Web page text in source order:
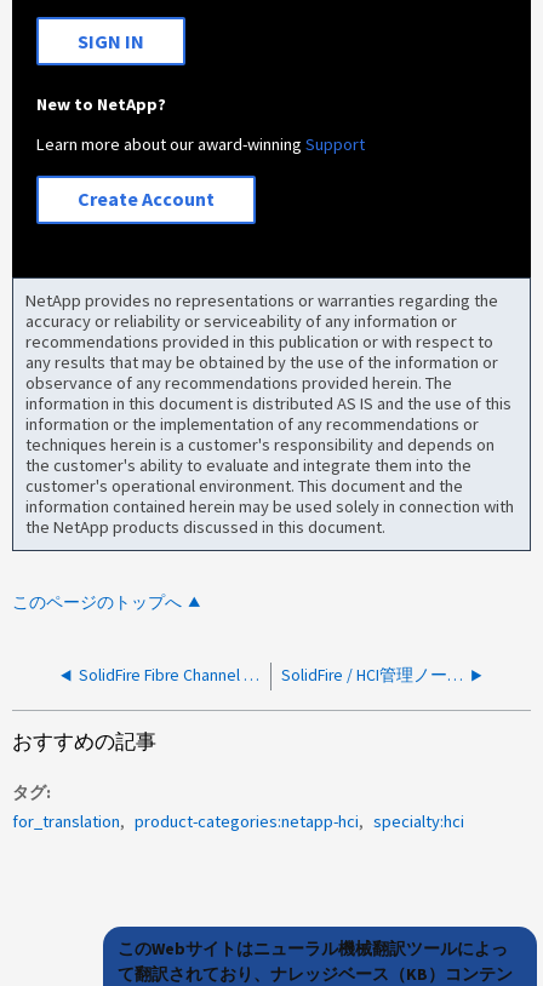
SIGN IN
New to NetApp?
Learn more about our award-winningSupport
Create Account
NetApp provides no representations or warranties regarding the
accuracy or reliability or serviceability of any information or
recommendations provided in this publication or with respect to
any results that may be obtained by the use of the information or
observance of any recommendations provided herein. The
information in this document is distributed AS IS and the use of this
information or the implementation of any recommendations or
techniques herein is a customer's responsibility and depends on
the customer's ability to evaluate and integrate them into the
customer's operational environment. This document and the
information contained herein may be used solely in connection with
the NetApp products discussed in this document.
このページのトップへ
SolidFire Fibre Channel ネットワークのパフォーマンスが低下する SolidFire / HCI管理ノードのブートループ
おすすめの記事
タグ
for_translation
product-categories:netapp-hci specialty:hci
このWebサイトはニューラル機械翻訳ツールによっ
て翻訳されており、ナレッジベース（KB）コンテン